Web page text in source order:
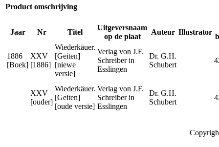
Product omschrijving
Jaar Nr Titel
Uitgeversnaam
op de plaat
Auteur Illustrator
1886
[Boek]
XXV
[1886]
Wiederkäuer.
[Geiten]
[niewe
versie]
Verlag von J.F.
Schreiber in
Esslingen
Dr. G.H.
Schubert
XXV
[ouder]
Wiederkäuer.
[Geiten]
[oude versie]
Verlag von J.F.
Schreiber in
Esslingen
Dr. G.H.
Schubert